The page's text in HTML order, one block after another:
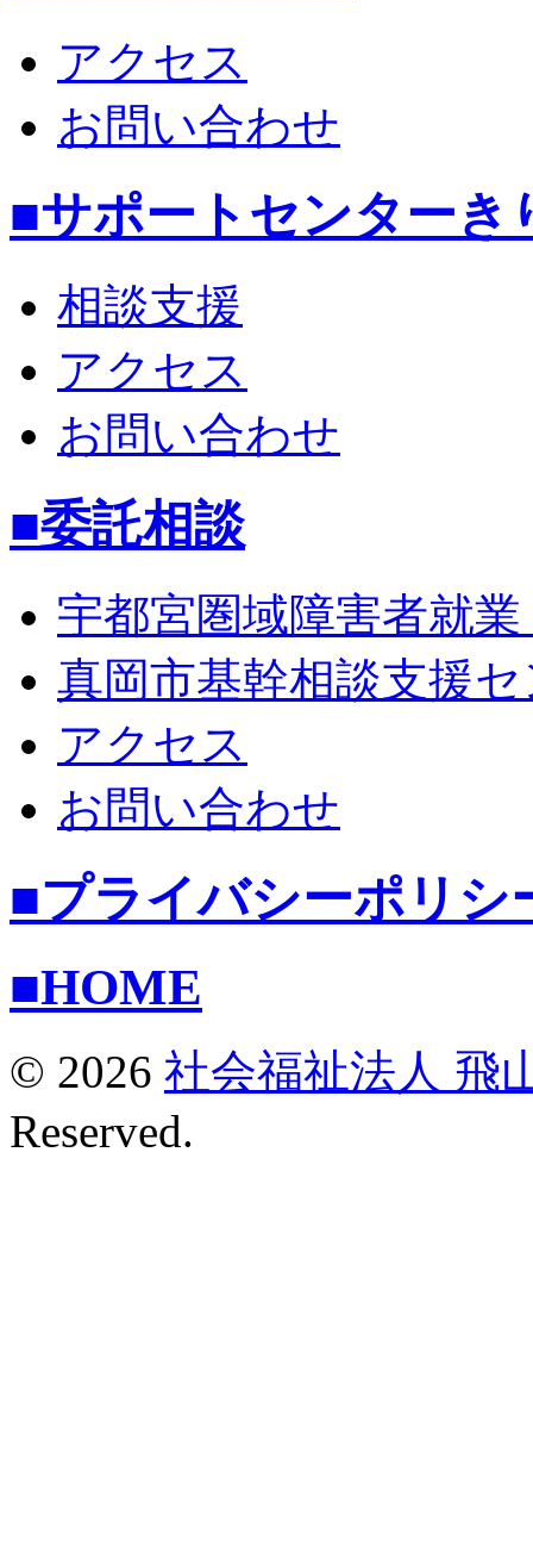
アクセス
お問い合わせ
■サポートセンターき
相談支援
アクセス
お問い合わせ
■委託相談
宇都宮圏域障害者就
真岡市基幹相談支援
アクセス
お問い合わせ
■プライバシーポリシ
■HOME
© 2026 社会福祉法人 飛
Reserved.